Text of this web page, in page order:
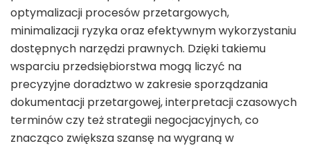
optymalizacji procesów przetargowych,
minimalizacji ryzyka oraz efektywnym wykorzystaniu
dostępnych narzędzi prawnych. Dzięki takiemu
wsparciu przedsiębiorstwa mogą liczyć na
precyzyjne doradztwo w zakresie sporządzania
dokumentacji przetargowej, interpretacji czasowych
terminów czy też strategii negocjacyjnych, co
znacząco zwiększa szansę na wygraną w